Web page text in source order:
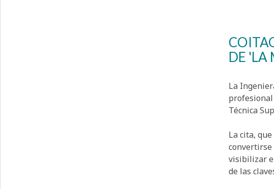
DE 'LA
La
profesional
Técnica
La cita,
convertirse
visibilizar
de las